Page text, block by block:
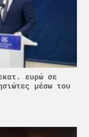
ευρώ σε
μέσω του